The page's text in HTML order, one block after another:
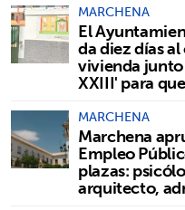
MARCHENA
El
da diez días
vivienda
XXIII' para
MARCHENA
Marchena
Empleo
plazas:
arquitecto,